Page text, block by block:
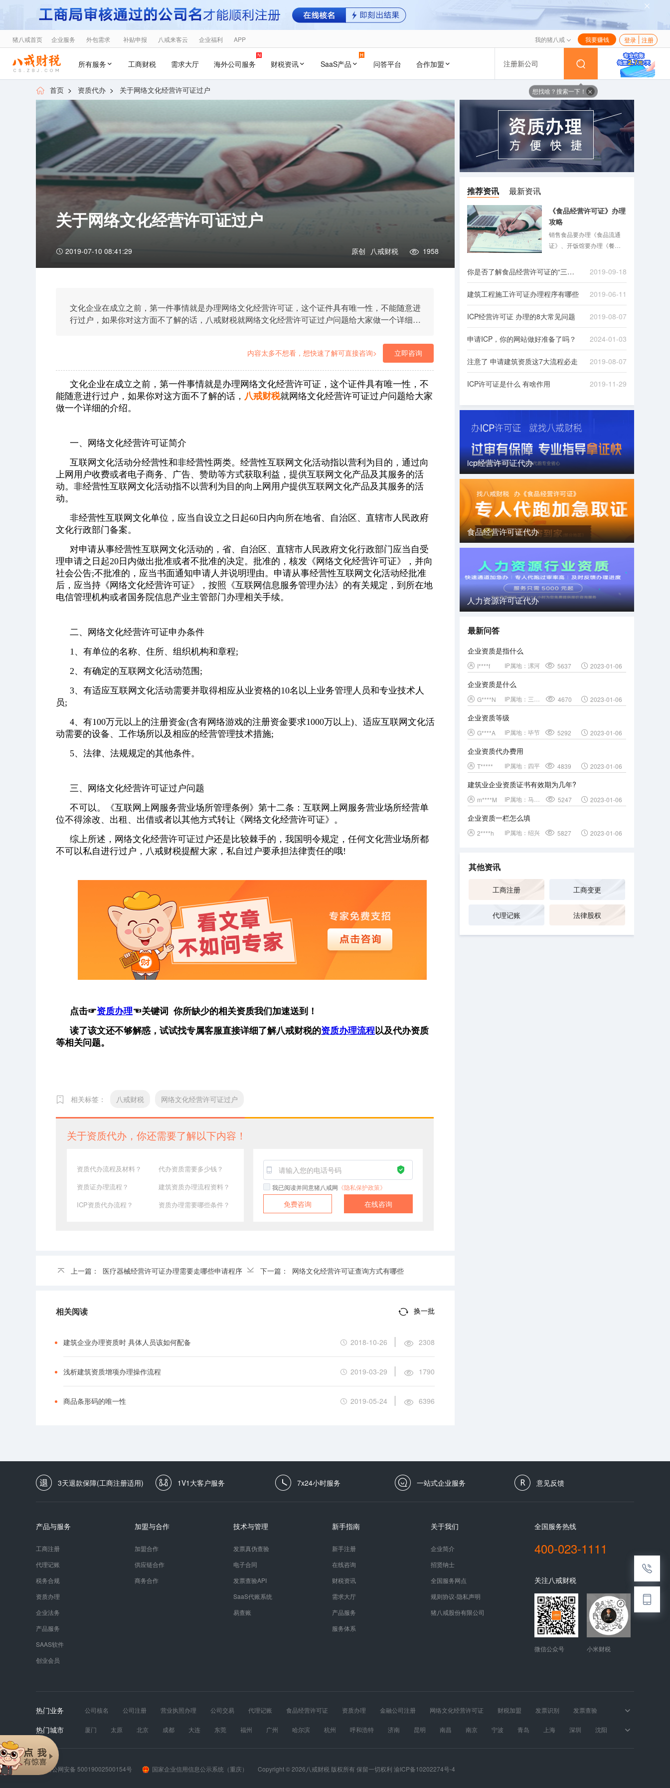
猪八戒首页 企业服务 外包需求 补贴申报 八戒来客云 企业福利 APP 我的猪八戒 我要赚钱 登录 注册
所有服务 工商财税 需求大厅 海外公司服务 财税资讯 SaaS产品 问答平台 合作加盟 注册新公司
想找啥？搜索一下！
首页 > 资质代办 > 关于网络文化经营许可证过户
关于网络文化经营许可证过户
2019-07-10 08:41:29 原创 八戒财税 1958
文化企业在成立之前，第一件事情就是办理网络文化经营许可证，这个证件具有唯一性，不能随意进
行过户，如果你对这方面不了解的话，八戒财税就网络文化经营许可证过户问题给大家做一个详细的
内容太多不想看，想快速了解可直接咨询> 立即咨询
文化企业在成立之前，第一件事情就是办理网络文化经营许可证，这个证件具有唯一性，不
能随意进行过户，如果你对这方面不了解的话， 八戒财税就网络文化经营许可证过户问题给大家
做一个详细的介绍。
一、网络文化经营许可证简介
互联网文化活动分经营性和非经营性两类。经营性互联网文化活动指以营利为目的，通过向
上网用户收费或者电子商务、广告、赞助等方式获取利益，提供互联网文化产品及其服务的活
动。非经营性互联网文化活动指不以营利为目的向上网用户提供互联网文化产品及其服务的活
动。
非经营性互联网文化单位，应当自设立之日起60日内向所在地省、自治区、直辖市人民政府
文化行政部门备案。
对申请从事经营性互联网文化活动的，省、自治区、直辖市人民政府文化行政部门应当自受
理申请之日起20日内做出批准或者不批准的决定。批准的，核发《网络文化经营许可证》，并向
社会公告;不批准的，应当书面通知申请人并说明理由。申请从事经营性互联网文化活动经批准
后，应当持《网络文化经营许可证》，按照《互联网信息服务管理办法》的有关规定，到所在地
电信管理机构或者国务院信息产业主管部门办理相关手续。
二、网络文化经营许可证申办条件
1、有单位的名称、住所、组织机构和章程;
2、有确定的互联网文化活动范围;
3、有适应互联网文化活动需要并取得相应从业资格的10名以上业务管理人员和专业技术人
员;
4、有100万元以上的注册资金(含有网络游戏的注册资金要求1000万以上)、适应互联网文化活
动需要的设备、工作场所以及相应的经营管理技术措施;
5、法律、法规规定的其他条件。
三、网络文化经营许可证过户问题
不可以。《互联网上网服务营业场所管理条例》第十二条：互联网上网服务营业场所经营单
位不得涂改、出租、出借或者以其他方式转让《网络文化经营许可证》。
综上所述，网络文化经营许可证过户还是比较棘手的，我国明令规定，任何文化营业场所都
不可以私自进行过户，八戒财税提醒大家，私自过户要承担法律责任的哦!
点击☞资质办理☜关键词 你所缺少的相关资质我们加速送到！
读了该文还不够解惑，试试找专属客服直接详细了解八戒财税的资质办理流程以及代办资质
等相关问题。
相关标签： 八戒财税 网络文化经营许可证过户
关于资质代办，你还需要了解以下内容！
资质代办流程及材料？
代办资质需要多少钱？
资质证办理流程？
建筑资质办理流程资料？
ICP资质代办流程？
资质办理需要哪些条件？
我已阅读并同意猪八戒网 《隐私保护政策》
免费咨询 在线咨询
上一篇： 医疗器械经营许可证办理需要走哪些申请程序 下一篇： 网络文化经营许可证查询方式有哪些
相关阅读 换一批
建筑企业办理资质时 具体人员该如何配备 2018-10-26 2308
浅析建筑资质增项办理操作流程 2019-03-29 1790
商品条形码的唯一性 2019-05-24 6396
推荐资讯 最新资讯
《食品经营许可证》办理
攻略
销售食品要办理《食品流通
证》、开饭馆要办理《餐饮
理《公共场所卫生许可证》
……食品混合业态经营越来
越普遍，经营者花几倍时
间，准备多份材料，跑多个
前并不少见。
你是否了解食品经营许可证的“三证合一” 2019-09-18
建筑工程施工许可证办理程序有哪些 2019-06-11
ICP经营许可证 办理的8大常见问题 2019-08-07
申请ICP，你的网站做好准备了吗？ 2024-01-03
注意了 申请建筑资质这7大流程必走 2019-08-07
ICP许可证是什么 有啥作用 2019-11-29
icp经营许可证代办
食品经营许可证代办
人力资源许可证代办
最新问答
企业资质是指什么
I****f IP属地： 漯河 5637 2023-01-06
企业资质是什么
G****N IP属地： 4670 2023-01-06
企业资质等级
G****A IP属地： 毕节 5292 2023-01-06
企业资质代办费用
T***** IP属地： 四平 4839 2023-01-06
建筑业企业资质证书有效期为几年?
m****M IP属地： 5247 2023-01-06
企业资质一栏怎么填
2****h IP属地： 绍兴 5827 2023-01-06
其他资讯
工商注册 工商变更
代理记账 法律股权
3天退款保障(工商注册适用) 1V1大客户服务 7x24小时服务 一站式企业服务 意见反馈
产品与服务
工商注册
代理记账
税务合规
资质办理
企业法务
产品服务
SAAS软件
创业会员
加盟与合作
加盟合作
供应链合作
商务合作
技术与管理
发票真伪查验
电子合同
发票查验API
SaaS代账系统
易查账
新手指南
新手注册
在线咨询
财税资讯
需求大厅
产品服务
服务体系
关于我们
企业简介
招贤纳士
全国服务网点
规则协议-隐私声明
猪八戒股份有限公司
全国服务热线
400-023-1111
关注八戒财税
微信公众号 小米财税
热门业务 公司核名 公司注册 营业执照办理 公司交易 代理记账 食品经营许可证 资质办理 金融公司注册 网络文化经营许可证 财税加盟 发票识别
发票查验
发票真伪
财税服务 工商年报 道路运输经营许可证 股权设计 医疗器械经营许可证
热门城市 厦门 太原 北京 成都 大连 东莞 福州 广州 哈尔滨 杭州 呼和浩特 济南 昆明 南昌 南京 宁波 青岛 上海 深圳
沈阳
渝公网安备 50019002500154号 国家企业信用信息公示系统（重庆） Copyright © 2026八戒财税 版权所有 保留一切权利 渝ICP备10202274号-4